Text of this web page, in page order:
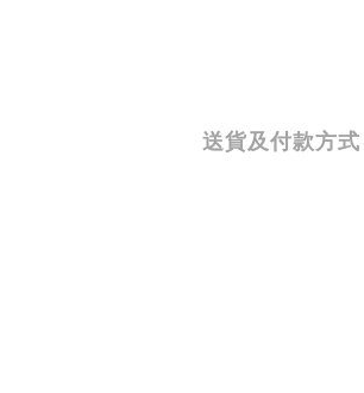
送貨及付款方式